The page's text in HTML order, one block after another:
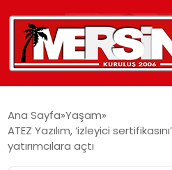
YAŞAM
Ana Sayfa Yaşam
ATEZ Yazılım, ‘izleyici
yatırımcılara açtı